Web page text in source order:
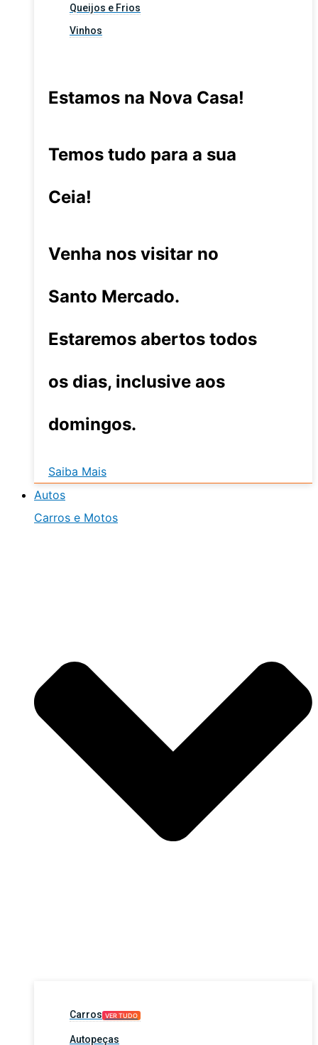
Queijos e Frios
Vinhos
Estamos na Nova Casa!
Temos tudo para a sua
Ceia!
Venha nos visitar no
Santo Mercado.
Estaremos abertos todos
os dias, inclusive aos
domingos.
Saiba Mais
Autos
Carros e Motos
Carros VER TUDO
Autopeças